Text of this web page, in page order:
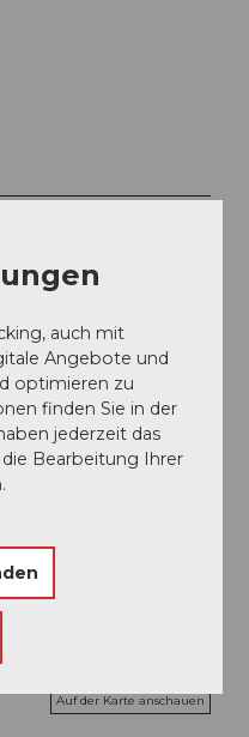
CHF 64.00
Card und
CHF 37.00
Auf der Karte anschauen
auch mit
Angebote und
optimieren zu
finden Sie in der
jederzeit das
Bearbeitung Ihrer